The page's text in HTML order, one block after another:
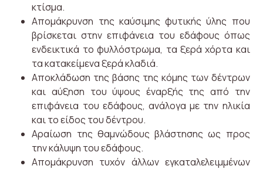
κτίσμα.
Απομάκρυνση της καύσιμης φυτικής ύλης που
βρίσκεται στην επιφάνεια του εδάφους όπως
ενδεικτικά το φυλλόστρωμα, τα ξερά χόρτα και
τα κατακείμενα ξερά κλαδιά.
Αποκλάδωση της βάσης της κόμης των δέντρων
και αύξηση του ύψους έναρξής της από την
επιφάνεια του εδάφους, ανάλογα με την ηλικία
και το είδος του δέντρου.
Αραίωση της θαμνώδους βλάστησης ως προς
την κάλυψη του εδάφους.
Απομάκρυνση τυχόν άλλων εγκαταλελειμμένων